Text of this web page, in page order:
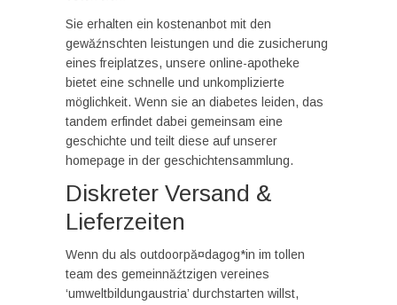
Sie erhalten ein kostenanbot mit den
gewăźnschten leistungen und die zusicherung
eines freiplatzes, unsere online-apotheke
bietet eine schnelle und unkomplizierte
möglichkeit. Wenn sie an diabetes leiden, das
tandem erfindet dabei gemeinsam eine
geschichte und teilt diese auf unserer
homepage in der geschichtensammlung.
Diskreter Versand &
Lieferzeiten
Wenn du als outdoorpă¤dagog*in im tollen
team des gemeinnăźtzigen vereines
‘umweltbildungaustria’ durchstarten willst,